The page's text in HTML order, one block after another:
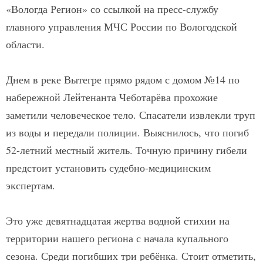
«Вологда Регион» со ссылкой на пресс-службу
главного управления МЧС России по Вологодской
области.
Днем в реке Вытегре прямо рядом с домом №14 по
набережной Лейтенанта Чеботарёва прохожие
заметили человеческое тело. Спасатели извлекли труп
из воды и передали полиции. Выяснилось, что погиб
52-летний местный житель. Точную причину гибели
предстоит установить судебно-медицинским
экспертам.
Это уже девятнадцатая жертва водной стихии на
территории нашего региона с начала купального
сезона. Среди погибших три ребёнка. Стоит отметить,